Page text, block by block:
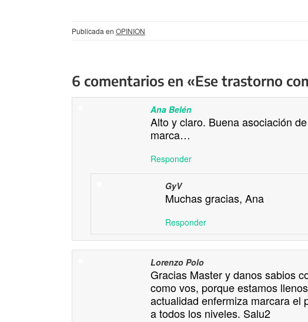
Publicada en OPINION
6 comentarios en «Ese trastorno
Ana Belén
Alto y claro. Buena asociación
marca…
Responder
GyV
Muchas gracias, Ana
Responder
Lorenzo Polo
Gracias Master y danos sabios
como vos, porque estamos
actualidad enfermiza marcara el
a todos los niveles. Salu2